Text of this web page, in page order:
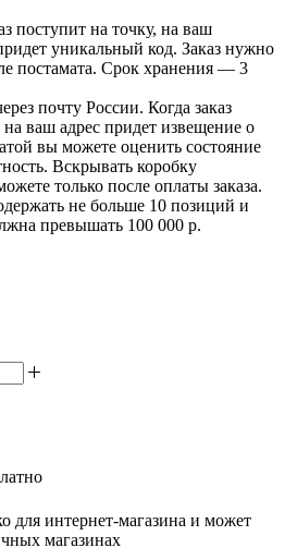
поступит на точку, на ваш
уникальный код. Заказ нужно
постамата. Срок хранения — 3
почту России. Когда заказ
на ваш адрес придет извещение о
вы можете оценить состояние
Вскрывать коробку
только после оплаты заказа.
не больше 10 позиций и
превышать 100 000 р.
для интернет-магазина и может
магазинах